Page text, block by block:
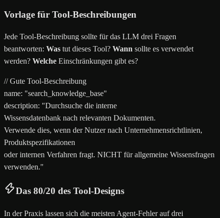
Vorlage für Tool-Beschreibungen
Jede Tool-Beschreibung sollte für das LLM drei Fragen
beantworten: Was tut dieses Tool? Wann sollte es verwendet
werden? Welche Einschränkungen gibt es?
// Gute Tool-Beschreibung
name: "search_knowledge_base"
description: "Durchsuche die interne
Wissensdatenbank nach relevanten Dokumenten.
Verwende dies, wenn der Nutzer nach Unternehmensrichtlinien,
Produktspezifikationen
oder internen Verfahren fragt. NICHT für allgemeine Wissensfragen
verwenden."
Das 80/20 des Tool-Designs
In der Praxis lassen sich die meisten Agent-Fehler auf drei